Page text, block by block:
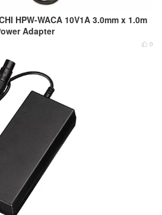
WACA 10V1A 3.0mm x 1.0m
Adapter
 0